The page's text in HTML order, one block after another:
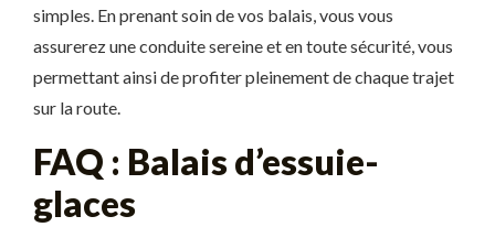
simples. En prenant soin de vos balais, vous vous
assurerez une conduite sereine et en toute sécurité, vous
permettant ainsi de profiter pleinement de chaque trajet
sur la route.
FAQ : Balais d’essuie-
glaces